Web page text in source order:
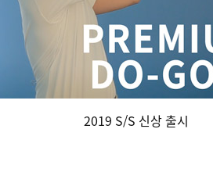
2019 S/S 신상 출시